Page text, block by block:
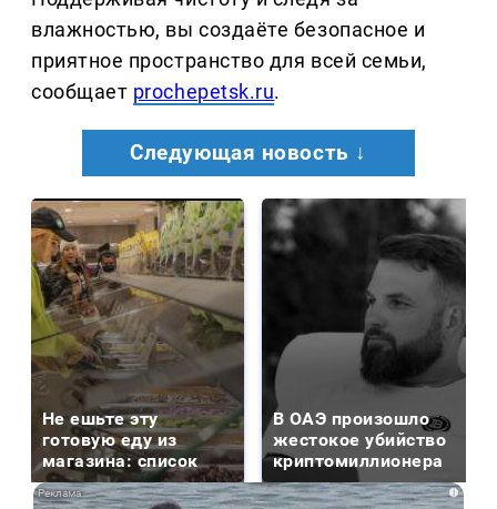
влажностью, вы создаёте безопасное и
приятное пространство для всей семьи,
сообщает prochepetsk.ru.
Следующая новость ↓
Не ешьте эту
готовую еду из
магазина: список
В ОАЭ произошло
жестокое убийство
криптомиллионера
i